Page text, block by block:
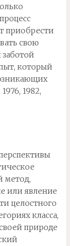
приобрести
свою
заботой
который
1982,
метод,
или явление
целостного
класса,
природе